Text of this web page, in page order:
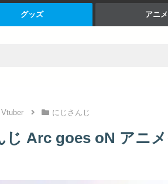
グッズ アニメ
にじさんじ
じ Arc goes oN アニ